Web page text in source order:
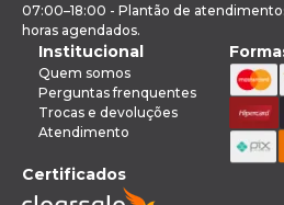
07:00–18:00 - Plantão de
horas agendados.
Institucional
Quem somos
Perguntas frenquentes
Trocas e devoluções
Atendimento
Certificados